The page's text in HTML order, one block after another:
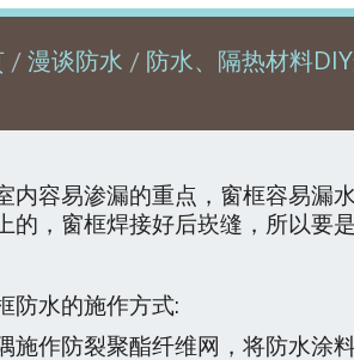
漫谈防水 防水、隔热材料
内容易渗漏的重点，窗框容易漏
的，窗框焊接好后崁缝，所以要
防水的施作方式:
施作防裂聚酯纤维网，将防水涂